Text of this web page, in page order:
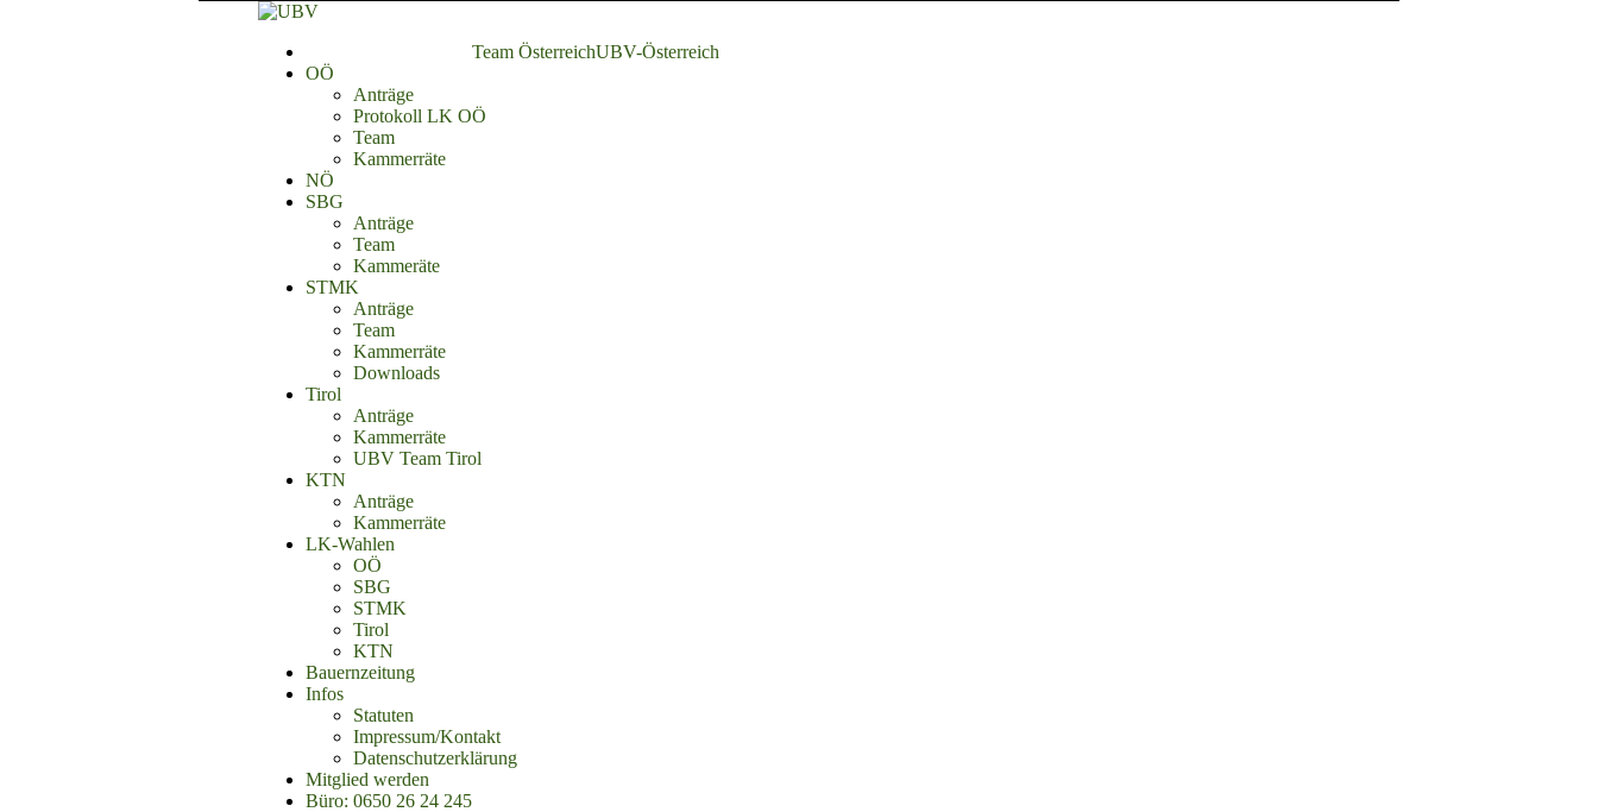
UBV-Österreich
Team Österreich
OÖ
Anträge
Protokoll LK OÖ
Team
Kammerräte
NÖ
SBG
Anträge
Team
Kammeräte
STMK
Anträge
Team
Kammerräte
Downloads
Tirol
Anträge
Kammerräte
UBV Team Tirol
KTN
Anträge
Kammerräte
LK-Wahlen
OÖ
SBG
STMK
Tirol
KTN
Bauernzeitung
Infos
Statuten
Impressum/Kontakt
Datenschutzerklärung
Mitglied werden
Büro: 0650 26 24 245